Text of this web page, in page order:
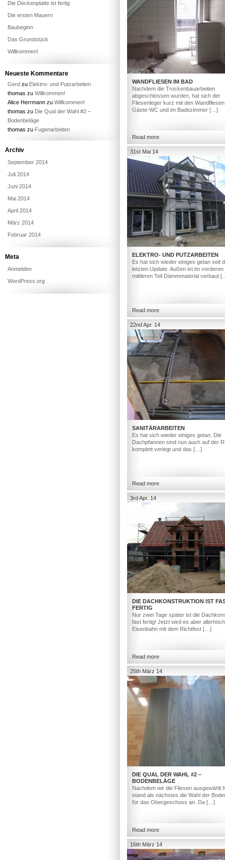
WANDFLIESEN IM BAD
Nachdem die Trockenbauarbeiten
abgeschlossen wurden, hat sich der
Fliesenleger kurz mit den
Gäste-WC und im Badezimmer […]
Read more
31st Mai 14
ELEKTRO- UND PUTZARBEITEN
Es hat sich wieder einiges getan seit
letzten Update. Außen ist im vorderen
mittleren Teil Dämmmaterial verbaut
Read more
22nd Apr. 14
SANITÄRARBEITEN
Es hat sich wieder einiges getan. Die
Dachpfannen sind nun auch auf der
komplett verlegt und das […]
Read more
3rd Apr. 14
DIE DACHKONSTRUKTION IST
FERTIG
Nur zwei Tage später ist die
fast fertig! Jetzt wird es aber
Eisenbahn mit dem Richtfest […]
Read more
25th März 14
DIE QUAL DER WAHL #2 –
BODENBELÄGE
Nachdem wir die Fliesen ausgewählt
stand als nächstes die Wahl der
für das Obergeschoss an. Da […]
Read more
16th März 14
Die Deckenplatte ist fertig
Die ersten Mauern
Baubeginn
Das Grundstück
Willkommen!
Neueste Kommentare
Gerd zu Elektro- und Putzarbeiten
thomas zu Willkommen!
Alice Herrmann zu Willkommen!
thomas zu Die Qual der Wahl #2 –
Bodenbeläge
thomas zu Fugenarbeiten
Archiv
September 2014
Juli 2014
Juni 2014
Mai 2014
April 2014
März 2014
Februar 2014
Meta
Anmelden
WordPress.org